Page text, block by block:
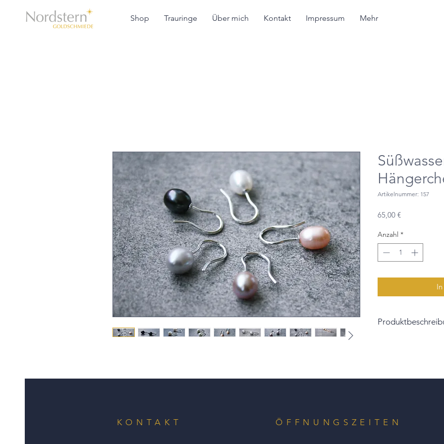
Shop Trauringe Über mich Kontakt Impressum Mehr
Artikelnummer: 157
65,00 €Preis
Anzahl *
Bitte
KONTAKT ÖFFNUNGSZEITEN